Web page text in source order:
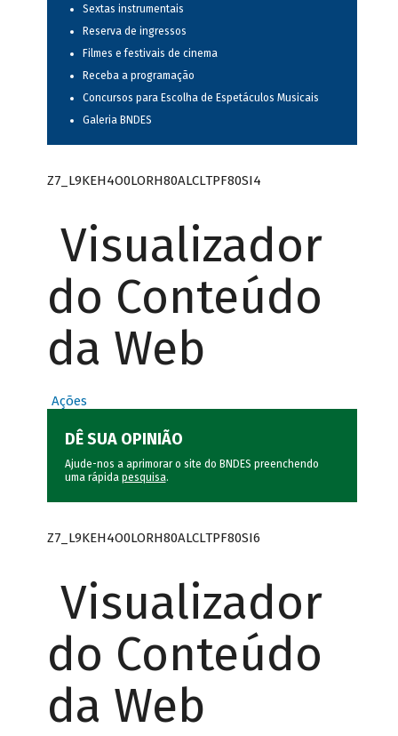
Sextas instrumentais
Reserva de ingressos
Filmes e festivais de cinema
Receba a programação
Concursos para Escolha de Espetáculos Musicais
Galeria BNDES
Z7_L9KEH4O0LORH80ALCLTPF80SI4
Visualizador
do Conteúdo
da Web
Ações
DÊ SUA OPINIÃO
Ajude-nos a aprimorar o site do BNDES preenchendo
uma rápida pesquisa.
Z7_L9KEH4O0LORH80ALCLTPF80SI6
Visualizador
do Conteúdo
da Web